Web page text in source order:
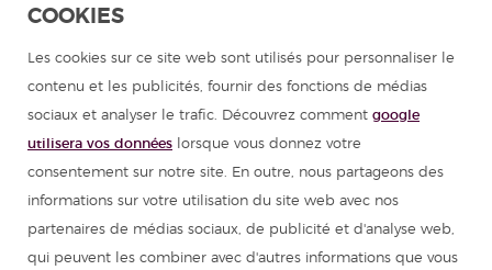
Programmes d'espagnol pour groupes
Cours d'espagnol
Colonies de vacances en Espagne
Ressources pour apprendre l'espagnol
Partenaires
COOKIES
Les cookies sur ce site web sont utilisés pour personnaliser le
contenu et les publicités, fournir des fonctions de médias
sociaux et analyser le trafic. Découvrez comment google
utilisera vos données lorsque vous donnez votre
consentement sur notre site. En outre, nous partageons des
informations sur votre utilisation du site web avec nos
partenaires de médias sociaux, de publicité et d'analyse web,
qui peuvent les combiner avec d'autres informations que vous